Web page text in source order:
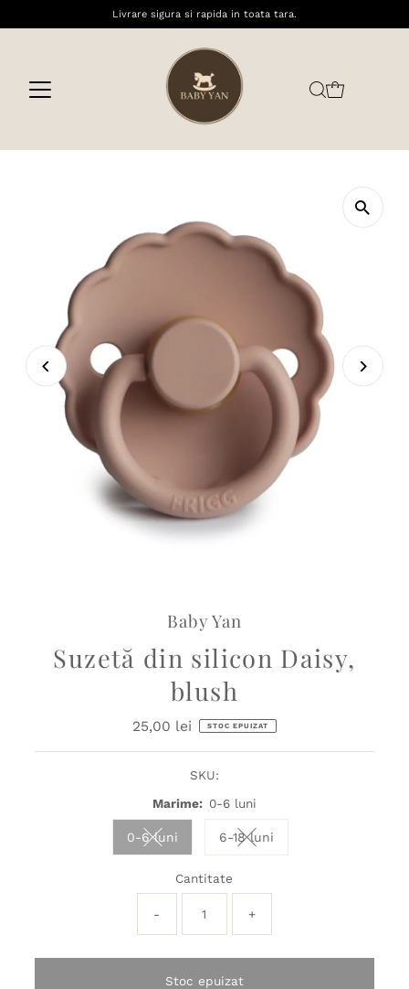
Livrare sigura si rapida in toata tara.
Baby Yan
Suzetă din silicon Daisy,
blush
Preț
25,00 lei STOC EPUIZAT
SKU:
Marime: 0-6 luni
0-6 luniVariant sold out or unavailable
6-18 luniVariant sold out or
Cantitate
- +
Stoc epuizat